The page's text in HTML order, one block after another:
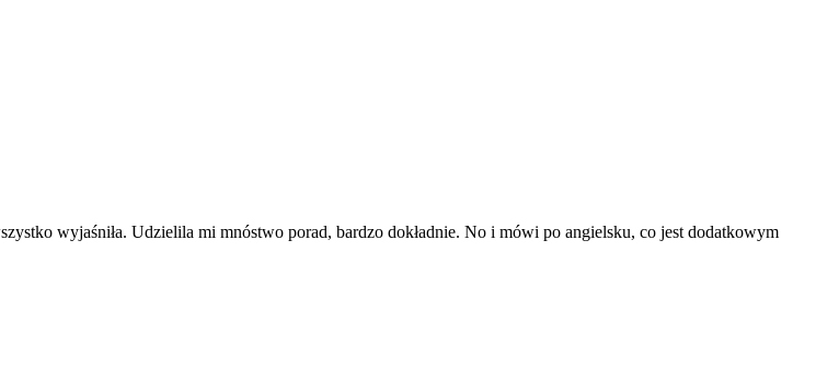
wyjaśniła. Udzielila mi mnóstwo porad, bardzo dokładnie. No i mówi po angielsku, co jest dodatkowym